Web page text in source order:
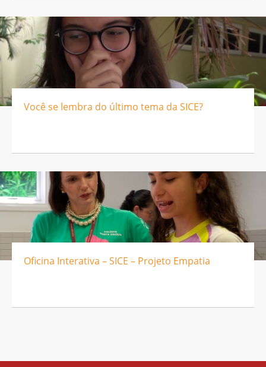
Você se lembra do último tema da SICE?
Oficina Interativa – SICE – Projeto Empatia